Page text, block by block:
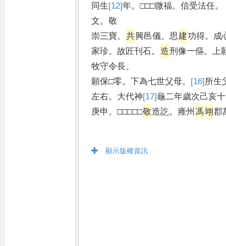
同生[12]年。□□□微福。信受法任。
文。敬
崇三寶。 共興邑儀。思建功得。 成
家珍。故匠刊石。 造刑像一傴。上
牧守令長。
願保□零。下為七世父母。 [16]所生
左右。 大代神[17]龜二年歲次己亥
庚申 。□□□□□敬造訖。 雍州 馮翊郡
顯示版權資訊